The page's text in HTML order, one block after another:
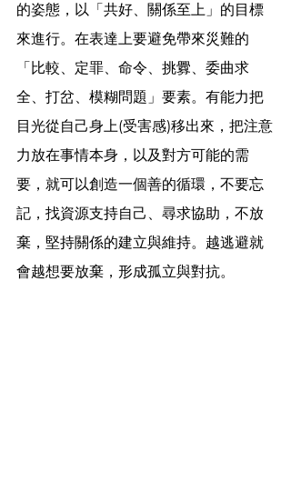
的姿態，以「共好、關係至上」的目標
來進行。在表達上要避免帶來災難的
「比較、定罪、命令、挑釁、委曲求
全、打岔、模糊問題」要素。有能力把
目光從自己身上(受害感)移出來，把注意
力放在事情本身，以及對方可能的需
要，就可以創造一個善的循環，不要忘
記，找資源支持自己、尋求協助，不放
棄，堅持關係的建立與維持。越逃避就
會越想要放棄，形成孤立與對抗。